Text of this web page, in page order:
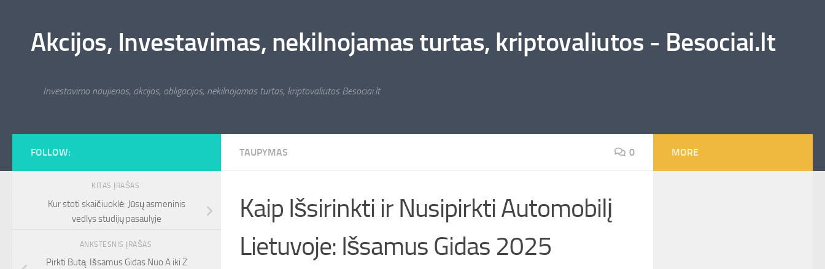
Akcijos, Investavimas, nekilnojamas turtas, kriptovaliutos - Besociai.lt
Investavimo naujienos, akcijos, obligacijos, nekilnojamas turtas, kriptovaliutos Besociai.lt
TAUPYMAS 0
Kaip Išsirinkti ir Nusipirkti Automobilį
Lietuvoje: Išsamus Gidas 2025
FOLLOW:
KITAS ĮRAŠAS
Kur stoti skaičiuoklė: Jūsų asmeninis
vedlys studijų pasaulyje
ANKSTESNIS ĮRAŠAS
Pirkti Butą: Išsamus Gidas Nuo A iki Z
MORE